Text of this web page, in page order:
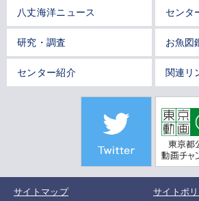
八丈海洋ニュース センタ
研究・調査 お魚図
センター紹介 関連リ
サイトマップ サイトポ